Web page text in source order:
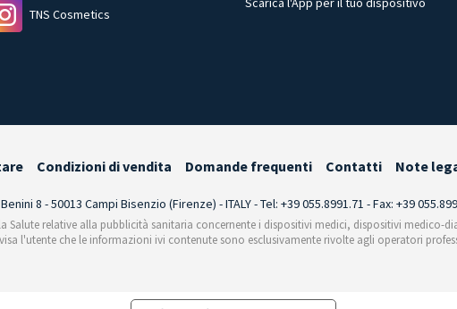
TNS Cosmetics
Condizioni di vendita Domande frequenti Contatti Note
8 - 50013 Campi Bisenzio (Firenze) - ITALY - Tel: +39 055.8991.71 - Fax: +39
Salute relative alla pubblicità sanitaria concernente i dispositivi medici, dispositivi medico-
l'utente che le informazioni ivi contenute sono esclusivamente rivolte agli operatori